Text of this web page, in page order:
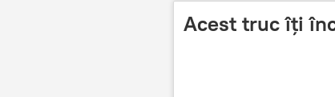
Acest truc îți